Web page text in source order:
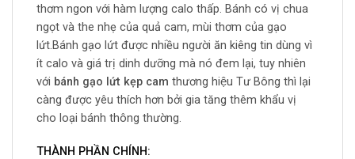
thơm ngon với hàm lượng calo thấp. Bánh có vị chua
ngọt và the nhẹ của quả cam, mùi thơm của gạo
lứt.Bánh gạo lứt được nhiều người ăn kiêng tin dùng vì
ít calo và giá trị dinh dưỡng mà nó đem lại, tuy nhiên
với bánh gạo lứt kẹp cam thương hiệu Tư Bông thì lại
càng được yêu thích hơn bởi gia tăng thêm khẩu vị
cho loại bánh thông thường.
THÀNH PHẦN CHÍNH: